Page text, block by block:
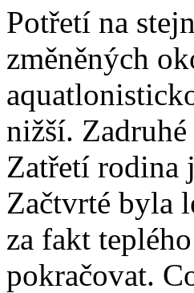
Potřetí na
změněných
nižší.
Zatřetí rodina
Začtvrté byla
za fakt
pokračovat.